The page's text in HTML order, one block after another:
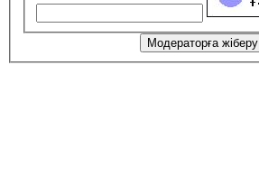
Модераторға жіберу